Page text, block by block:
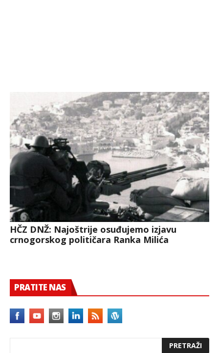
HČZ DNŽ: Najoštrije osuđujemo izjavu
crnogorskog političara Ranka Milića
PRATITE NAS